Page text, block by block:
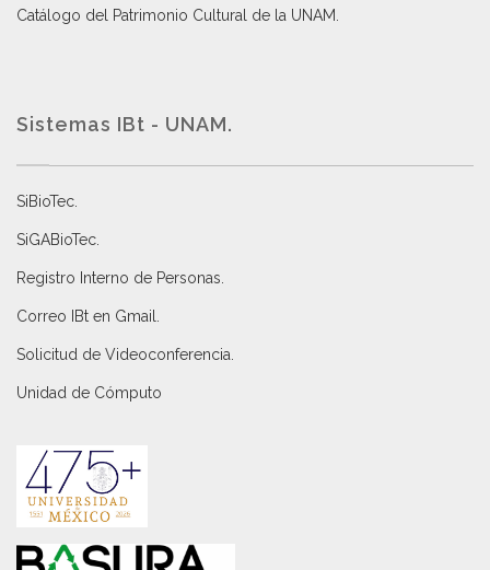
Catálogo del Patrimonio Cultural de la UNAM.
Sistemas IBt - UNAM.
SiBioTec
SiGABioTec.
Registro Interno de Personas
Correo IBt en Gmail
Solicitud de Videoconferencia.
Unidad de Cómputo